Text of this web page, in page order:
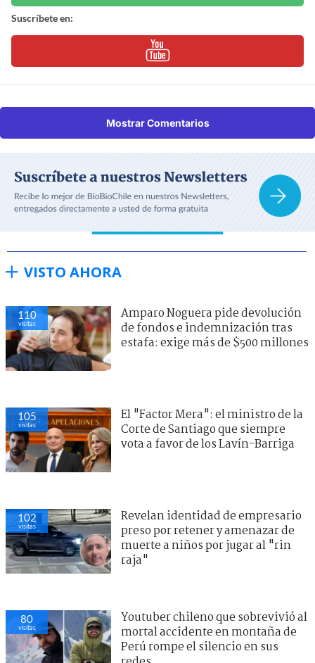
Suscríbete en:
Mostrar Comentarios
VISTO AHORA
110
visitas
Amparo Noguera pide devolución
de fondos e indemnización tras
estafa: exige más de $500 millones
105
visitas
El "Factor Mera": el ministro de la
Corte de Santiago que siempre
vota a favor de los Lavín-Barriga
102
visitas
Revelan identidad de empresario
preso por retener y amenazar de
muerte a niños por jugar al "rin
raja"
80
visitas
Youtuber chileno que sobrevivió al
mortal accidente en montaña de
Perú rompe el silencio en sus